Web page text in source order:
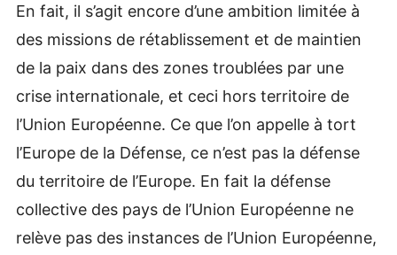
En fait, il s’agit encore d’une ambition limitée à
des missions de rétablissement et de maintien
de la paix dans des zones troublées par une
crise internationale, et ceci hors territoire de
l’Union Européenne. Ce que l’on appelle à tort
l’Europe de la Défense, ce n’est pas la défense
du territoire de l’Europe. En fait la défense
collective des pays de l’Union Européenne ne
relève pas des instances de l’Union Européenne,